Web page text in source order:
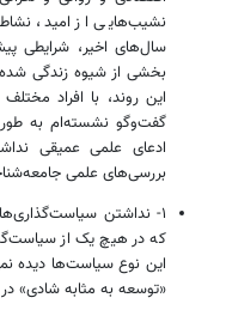
نشیب‌هایی از امید،
سال‌های اخیر، شرایطی
بخشی از شیوه زندگی
این روند، با افراد
گفت‌وگو نشسته‌ام به
ادعای علمی عمیقی
بررسی‌های علمی
۱- نداشتن
‌که در هیچ یک از
این نوع سیاست‌ها دیده
«توسعه به مثابه شادی»